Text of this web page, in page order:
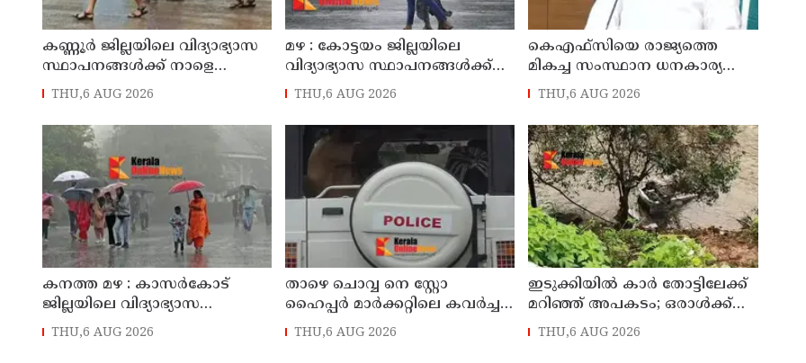
കണ്ണൂർ ജില്ലയിലെ വിദ്യാഭ്യാസ
സ്ഥാപനങ്ങള്‍ക്ക് നാളെ
(07/08/2026), അവധി
THU,6 AUG 2026
മഴ : കോട്ടയം ജില്ലയിലെ
വിദ്യാഭ്യാസ സ്ഥാപനങ്ങൾക്ക്
നാളെ അവധി
THU,6 AUG 2026
കെഎഫ്‌സിയെ രാജ്യത്തെ
മികച്ച സംസ്ഥാന ധനകാര്യ
സ്ഥാപനമാക്കും: മുഖ്യമന്ത്രി വി
ഡി സതീശൻ
THU,6 AUG 2026
കനത്ത മഴ : കാസർകോട്
ജില്ലയിലെ വിദ്യാഭ്യാസ
സ്ഥാപനങ്ങൾക്ക് നാളെ അവധി
THU,6 AUG 2026
താഴെ ചൊവ്വ നെ സ്റ്റോ
ഹൈപ്പർ മാർക്കറ്റിലെ കവർച്ച :
മട്ടന്നൂർ സ്വദേശിനികളായ നാല്
THU,6 AUG 2026
ഇടുക്കിയിൽ കാർ തോട്ടിലേക്ക്
മറിഞ്ഞ് അപകടം; ഒരാൾക്ക്
ദാരുണാന്ത്യം
THU,6 AUG 2026